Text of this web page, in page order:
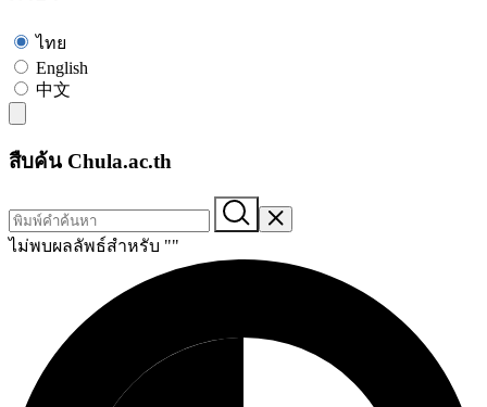
ไทย
English
中文
สืบค้น Chula.ac.th
ไม่พบผลลัพธ์สำหรับ ""